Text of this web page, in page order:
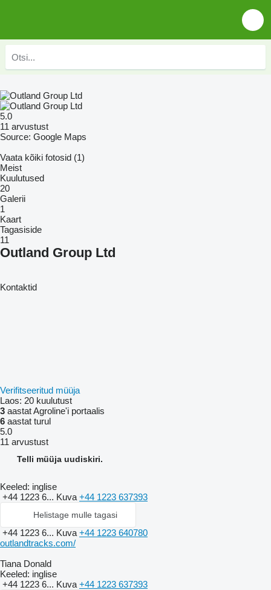
5.0
11 arvustust
Source: Google Maps
Vaata kõiki fotosid (1)
Meist
Kuulutused
20
Galerii
1
Kaart
Tagasiside
11
Outland Group Ltd
Kontaktid
Verifitseeritud müüja
Laos: 20 kuulutust
3 aastat Agroline'i portaalis
6 aastat turul
5.0
11 arvustust
Telli müüja uudiskiri.
Keeled: inglise
+44 1223 6... Kuva +44 1223 637393
Helistage mulle tagasi
+44 1223 6... Kuva +44 1223 640780
outlandtracks.com/
Tiana Donald
Keeled: inglise
+44 1223 6... Kuva +44 1223 637393